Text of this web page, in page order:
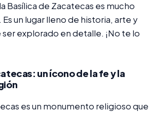
Basílica de Zacatecas es mucho
Es un lugar lleno de historia, arte y
explorado en detalle. ¡No te lo
un ícono de la fe y la
es un monumento religioso que